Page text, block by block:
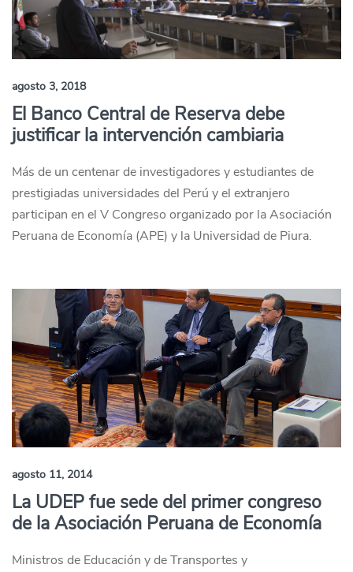
agosto 3, 2018
El Banco Central de Reserva debe
justificar la intervención cambiaria
Más de un centenar de investigadores y estudiantes de
prestigiadas universidades del Perú y el extranjero
participan en el V Congreso organizado por la Asociación
Peruana de Economía (APE) y la Universidad de Piura.
agosto 11, 2014
La UDEP fue sede del primer congreso
de la Asociación Peruana de Economía
Ministros de Educación y de Transportes y